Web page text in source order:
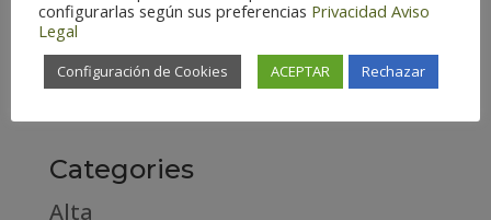
marzo 2020
febrero 2019
Categories
Alta
configurarlas según sus preferencias Privacidad Aviso
Legal
Configuración de Cookies ACEPTAR Rechazar